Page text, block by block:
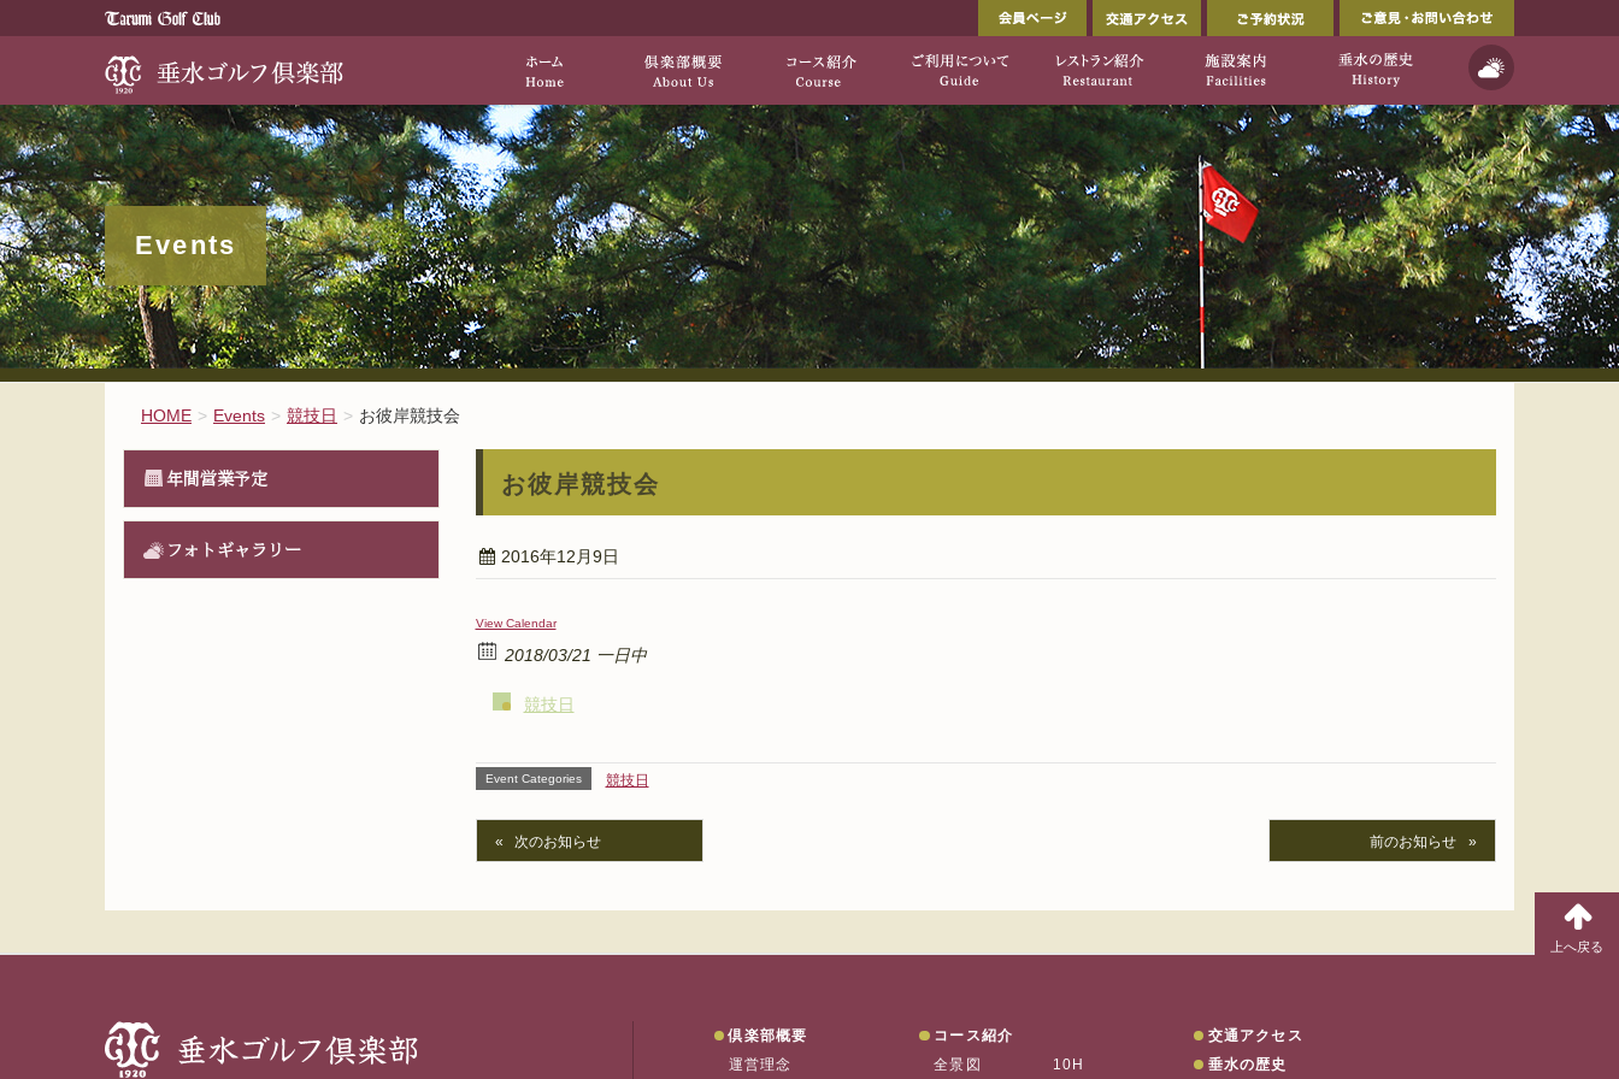
歴史と伝統が醸し出す、自然を生かした上質のコース「垂水ゴルフ倶楽部公式ウェブサイト」
垂水ゴルフ倶楽部[公式サイト]
HOME 倶楽部概要 コース紹介 ご利用について レストラン紹介 施設案内
Events
HOME Events 競技日 お彼岸競技会
お彼岸競技会
2016年12月9日
View Calendar
2018/03/21 一日中
競技日
Event Categories 競技日
次のお知らせ 前のお知らせ
年間営業予定
フォトギャラリー
垂水ゴルフ
倶楽部概要
運営理念
コース紹介
全景図
10H
交通アクセス
垂水の歴史